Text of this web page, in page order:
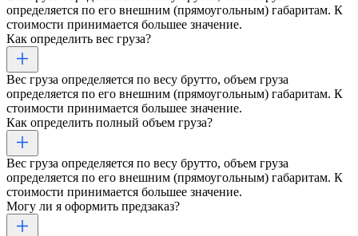
определяется по его внешним (прямоугольным) габаритам. К
стоимости принимается большее значение.
Как определить вес груза?
Вес груза определяется по весу брутто, объем груза
определяется по его внешним (прямоугольным) габаритам. К
стоимости принимается большее значение.
Как определить полный объем груза?
Вес груза определяется по весу брутто, объем груза
определяется по его внешним (прямоугольным) габаритам. К
стоимости принимается большее значение.
Могу ли я оформить предзаказ?